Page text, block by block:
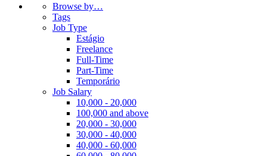
Browse by…
Tags
Job Type
Estágio
Freelance
Full-Time
Part-Time
Temporário
Job Salary
10,000 - 20,000
100,000 and above
20,000 - 30,000
30,000 - 40,000
40,000 - 60,000